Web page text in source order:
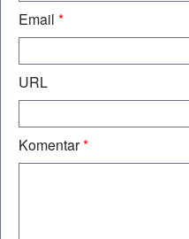
Email *
URL
Komentar*